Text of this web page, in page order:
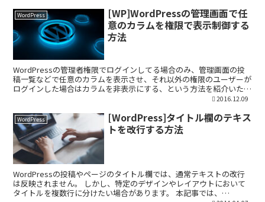
WordPress
[WP]WordPressの管理画面で任
意のカラムを権限で表示制御する
方法
WordPressの管理者権限でログインしてる場合のみ、管理画面の投
稿一覧などで任意のカラムを表示させ、それ以外の権限のユーザーが
ログインした場合はカラムを非表示にする、という方法を紹介いたし
2016.12.09
WordPress
[WordPress]タイトル欄のテキス
トを改行する方法
WordPressの投稿やページのタイトル欄では、通常テキストの改行
は反映されません。 しかし、特定のデザインやレイアウトにおいて
タイトルを複数行に分けたい場合があります。 本記事では、